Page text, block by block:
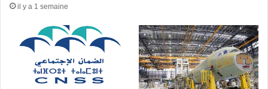
il y a 1 semaine